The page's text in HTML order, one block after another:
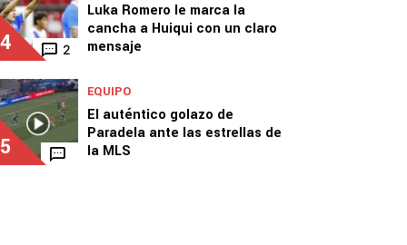
4 2
Luka Romero le marca la
cancha a Huiqui con un claro
mensaje
5
EQUIPO
El auténtico golazo de
Paradela ante las estrellas de
la MLS